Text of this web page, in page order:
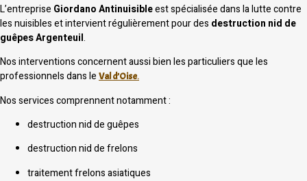
L’entreprise Giordano Antinuisibleest spécialisée dans la lutte contre
les nuisibles et intervient régulièrement pour des destruction nid de
guêpes Argenteuil.
Nos interventions concernent aussi bien les particuliers que les
professionnels dans le Val d’Oise.
Nos services comprennent notamment :
destruction nid de guêpes
destruction nid de frelons
traitement frelons asiatiques